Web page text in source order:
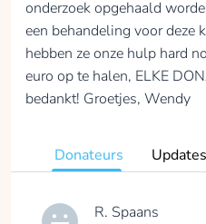
onderzoek opgehaald
een behandeling voor deze
hebben ze onze hulp hard
euro op te halen, ELKE
bedankt! Groetjes, Wendy
Donateurs Updates
R. Spaans